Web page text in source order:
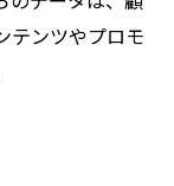
テンツやプロモ